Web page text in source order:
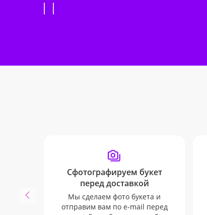
Сфотографируем букет
перед доставкой
Мы сделаем фото букета и
отправим вам по e-mail перед